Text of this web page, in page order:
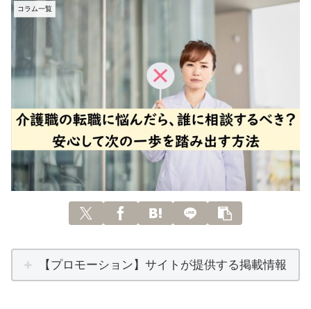
コラム一覧
【プロモーション】サイトが提供する掲載情報